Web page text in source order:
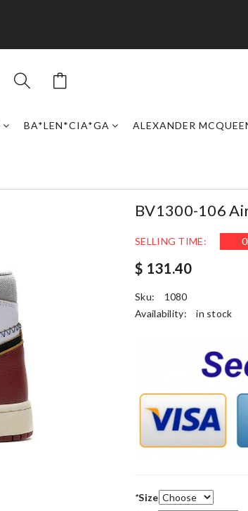
BA*LEN*CIA*GA ALEXANDER
BV1300-106
SELLING TIME: 0
$ 131.40
Sku:
1080
Availability:
in stock
*Size